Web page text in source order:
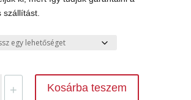
380 Ft
+ Kosárba teszem